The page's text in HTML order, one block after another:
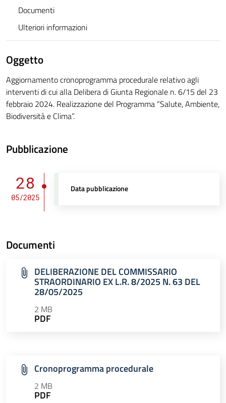
Documenti
Ulteriori informazioni
Oggetto
Aggiornamento cronoprogramma procedurale relativo agli
interventi di cui alla Delibera di Giunta Regionale n. 6/15 del 23
febbraio 2024. Realizzazione del Programma “Salute, Ambiente,
Biodiversità e Clima”.
Pubblicazione
28
05/2025
Data pubblicazione
Documenti
DELIBERAZIONE DEL COMMISSARIO
STRAORDINARIO EX L.R. 8/2025 N. 63 DEL
28/05/2025
2 MB
PDF
Cronoprogramma procedurale
2 MB
PDF